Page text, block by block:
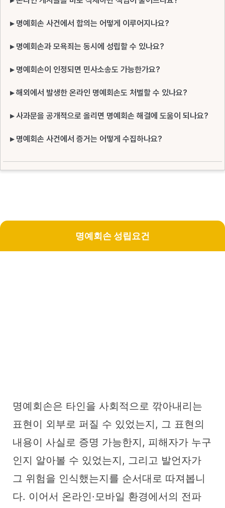
▸ 명예회손 사건에서 합의는 어떻게 이루어지나요?
▸ 명예회손과 모욕죄는 동시에 성립할 수 있나요?
▸ 명예회손이 인정되면 민사소송도 가능한가요?
▸ 해외에서 발생한 온라인 명예회손도 처벌할 수 있나요?
▸ 사과문을 공개적으로 올리면 명예회손 해결에 도움이 되나요?
▸ 명예회손 사건에서 증거는 어떻게 수집하나요?
명예회손 성립요건
명예회손은 타인을 사회적으로 깎아내리는
표현이 외부로 퍼질 수 있었는지, 그 표현의
내용이 사실로 증명 가능한지, 피해자가 누구
인지 알아볼 수 있었는지, 그리고 발언자가
그 위험을 인식했는지를 순서대로 따져봅니
다. 이어서 온라인·모바일 환경에서의 전파